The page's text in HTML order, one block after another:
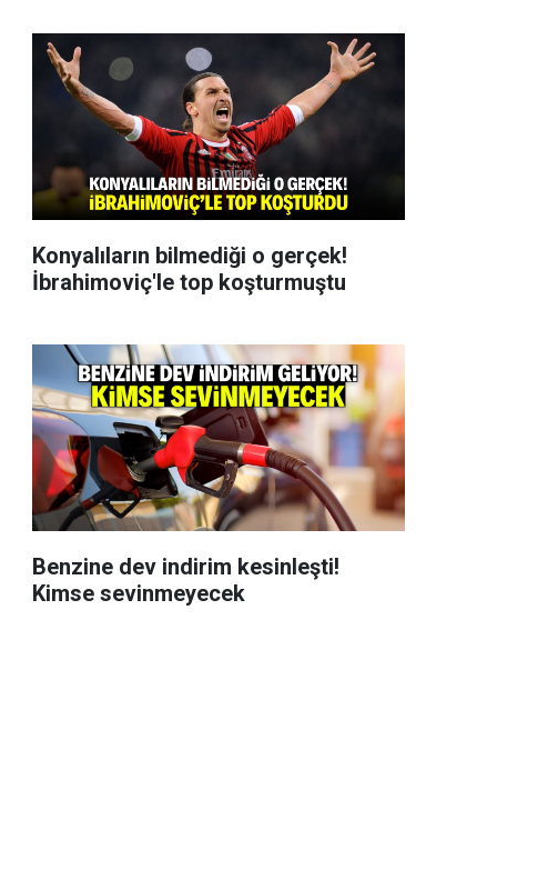
Konyalıların bilmediği o gerçek!
İbrahimoviç'le top koşturmuştu
Benzine dev indirim kesinleşti!
Kimse sevinmeyecek